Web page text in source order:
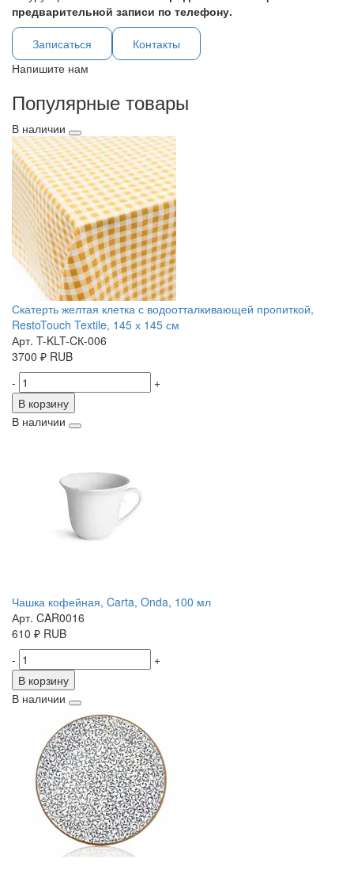
предварительной записи по телефону.
Записаться
Контакты
Напишите нам
Популярные товары
В наличии
Скатерть желтая клетка с водоотталкивающей пропиткой,
RestoTouch Textile, 145 х 145 см
Арт. T-KLT-CК-006
3700 ₽ RUB
-
+
В корзину
В наличии
Чашка кофейная, Carta, Onda, 100 мл
Арт. CAR0016
610 ₽ RUB
-
+
В корзину
В наличии